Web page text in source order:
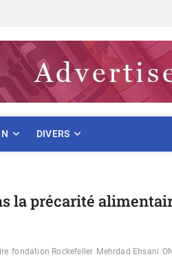
DIVERS
la précarité
fondation Rockefeller Mehrdad Ehsani